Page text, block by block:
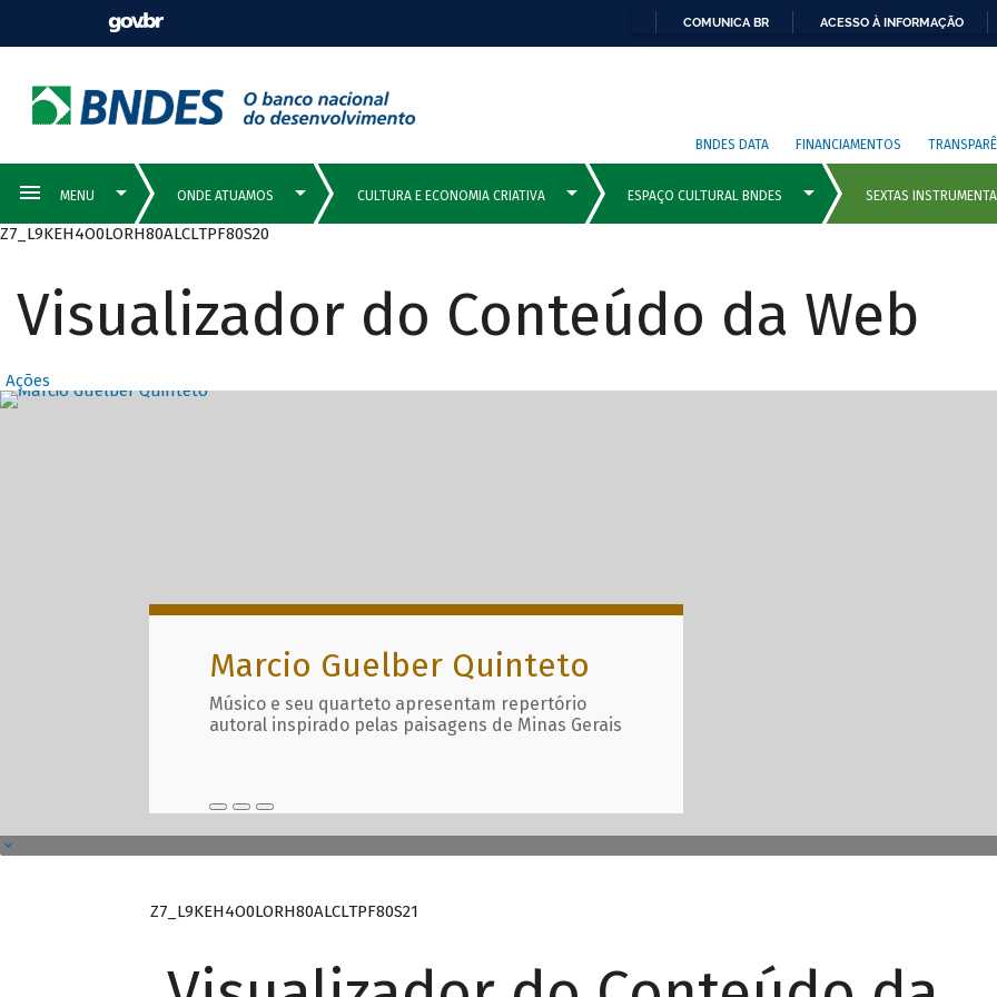
COMUNICA BR ACESSO À INFORMAÇÃO
BNDES DATA FINANCIAMENTOS
Z7_L9KEH4O0LORH80ALCLTPF80S20
Visualizador do Conteúdo da Web
Ações
Destaques Principais com
Marcio Guelber Quinteto
Músico e seu quarteto apresentam repertório
autoral inspirado pelas paisagens de Minas Gerais
Z7_L9KEH4O0LORH80ALCLTPF80S21